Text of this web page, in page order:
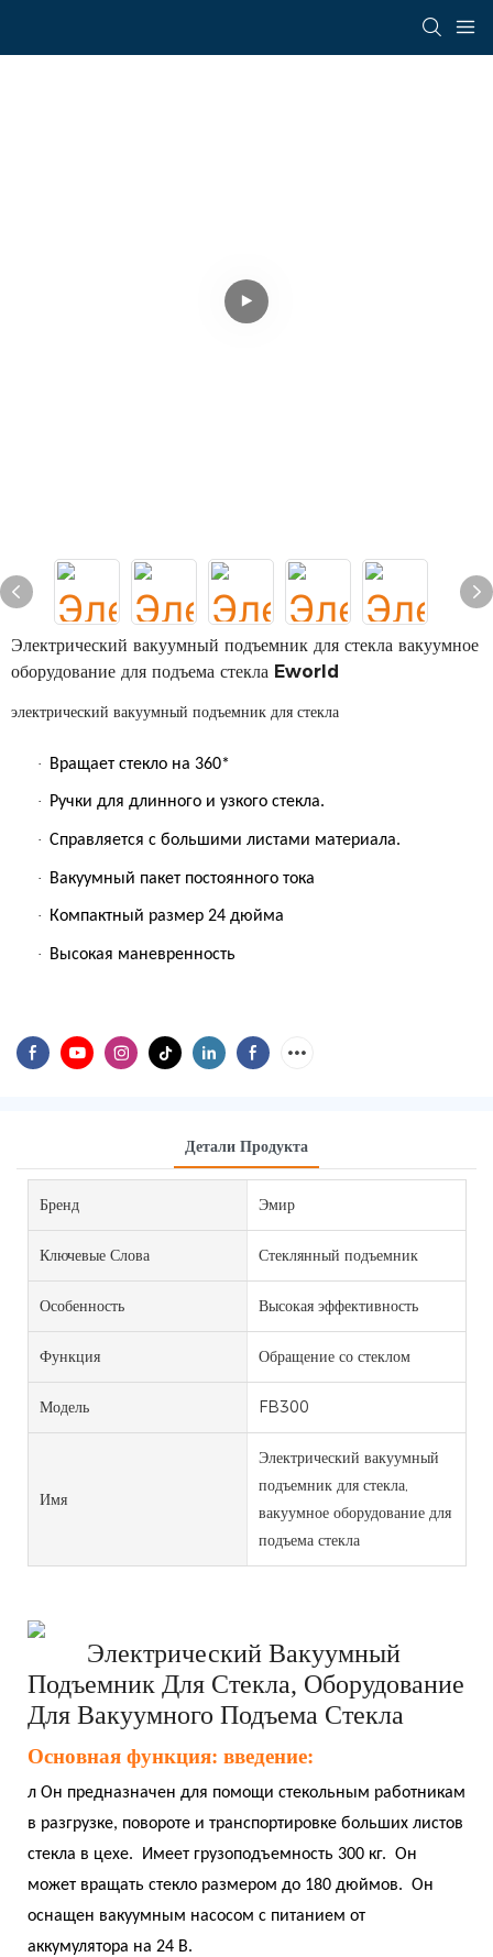
Электрический вакуумный подъемник для стекла вакуумное
оборудование для подъема стекла Eworld
электрический вакуумный подъемник для стекла
· Вращает стекло на 360*
· Ручки для длинного и узкого стекла.
· Справляется с большими листами материала.
· Вакуумный пакет постоянного тока
· Компактный размер 24 дюйма
· Высокая маневренность
Детали Продукта
Бренд Эмир
Ключевые Слова Стеклянный подъемник
Особенность Высокая эффективность
Функция Обращение со стеклом
Модель FB300
Имя
Электрический вакуумный
подъемник для стекла,
вакуумное оборудование для
подъема стекла
Электрический Вакуумный
Подъемник Для Стекла, Оборудование
Для Вакуумного Подъема Стекла
Основная функция: введение:
л Он предназначен для помощи стекольным работникам
в разгрузке, повороте и транспортировке больших листов
стекла в цехе. Имеет грузоподъемность 300 кг. Он
может вращать стекло размером до 180 дюймов. Он
оснащен вакуумным насосом с питанием от
аккумулятора на 24 В.